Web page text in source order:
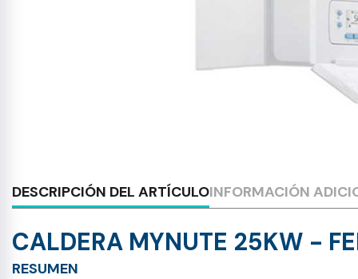
DESCRIPCIÓN DEL ARTÍCULOINFORMACIÓN
CALDERA MYNUTE 25KW -
RESUMEN